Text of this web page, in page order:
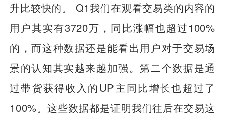
升比较快的。 Q1我们在观看交易类的内容的
用户其实有3720万，同比涨幅也超过100%
的，而这种数据还是能看出用户对于交易场
景的认知其实越来越加强。第二个数据是通
过带货获得收入的UP主同比增长也超过了
100%。这些数据都是证明我们往后在交易这